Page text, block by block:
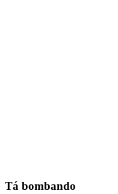
Tá bombando